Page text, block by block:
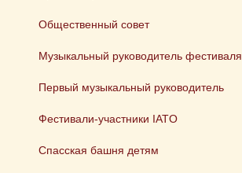
Общественный совет
Музыкальный руководитель фестиваля
Первый музыкальный руководитель
Фестивали-участники IATO
Спасская башня детям